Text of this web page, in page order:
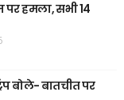
हमला, सभी 14
बोले- बातचीत पर